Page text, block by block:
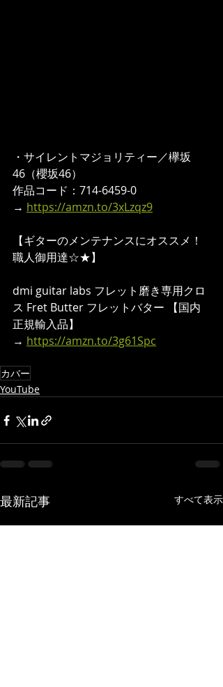
・サイレントマジョリティー／欅坂
46（櫻坂46）
作品コード：714-6459-0
→ https://amzn.to/3xLzqz9
【ギターのメンテナンスにオススメ！
職人御用達☆★】
dmi guitar labs フレット磨き専用クロ
ス Fret Butter フレットバター 【国内
正規輸入品】
→ https://amzn.to/3g61Spc
カバー
YouTube
最新記事 すべて表示